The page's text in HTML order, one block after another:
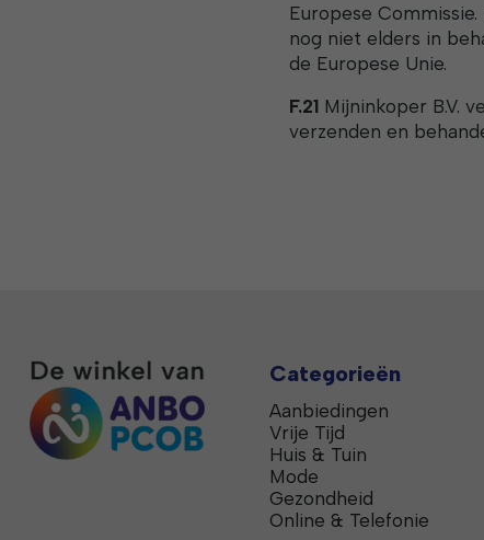
Europese
nog niet elders in
de Europese Unie.
F.21 Mijninkoper B.V.
verzenden en
Categorieën
Aanbiedingen
Vrije Tijd
Huis & Tuin
Mode
Gezondheid
Online & Telefonie